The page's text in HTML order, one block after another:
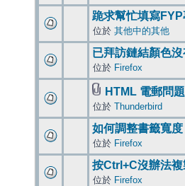
跪求幫忙填寫
位於 其他中的其他
已拜訪鏈結顏色
位於 Firefox
HTML 電郵問題
位於 Thunderbird
如何調整書籤寬度
位於 Firefox
按Ctrl+C沒辦法
位於 Firefox